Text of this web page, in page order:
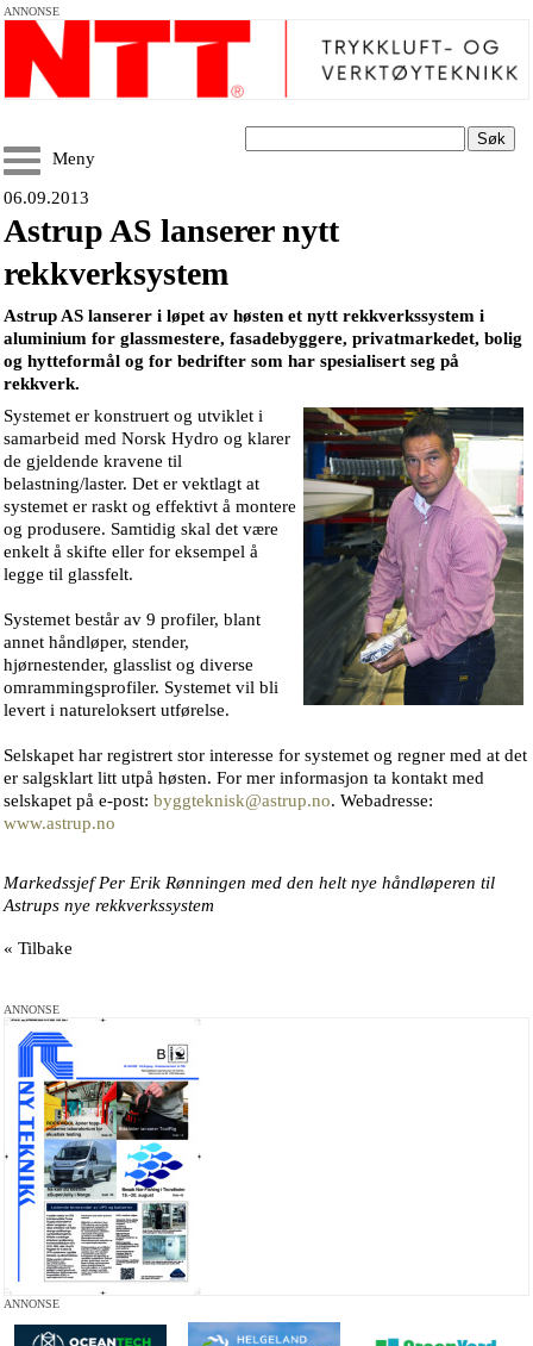
ANNONSE
Søk
Meny
06.09.2013
Astrup AS lanserer nytt
rekkverksystem
Astrup AS lanserer i løpet av høsten et nytt rekkverkssystem i
aluminium for glassmestere, fasadebyggere, privatmarkedet, bolig
og hytteformål og for bedrifter som har spesialisert seg på
rekkverk.
Systemet er konstruert og utviklet i
samarbeid med Norsk Hydro og klarer
de gjeldende kravene til
belastning/laster. Det er vektlagt at
systemet er raskt og effektivt å montere
og produsere. Samtidig skal det være
enkelt å skifte eller for eksempel å
legge til glassfelt.
Systemet består av 9 profiler, blant
annet håndløper, stender,
hjørnestender, glasslist og diverse
omrammingsprofiler. Systemet vil bli
levert i natureloksert utførelse.
Selskapet har registrert stor interesse for systemet og regner med at det
er salgsklart litt utpå høsten. For mer informasjon ta kontakt med
selskapet på e-post: byggteknisk@astrup.no. Webadresse:
www.astrup.no
Markedssjef Per Erik Rønningen med den helt nye håndløperen til
Astrups nye rekkverkssystem
« Tilbake
ANNONSE
ANNONSE